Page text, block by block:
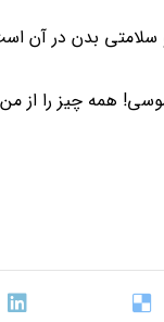
بدن در آن
همه چیز را از